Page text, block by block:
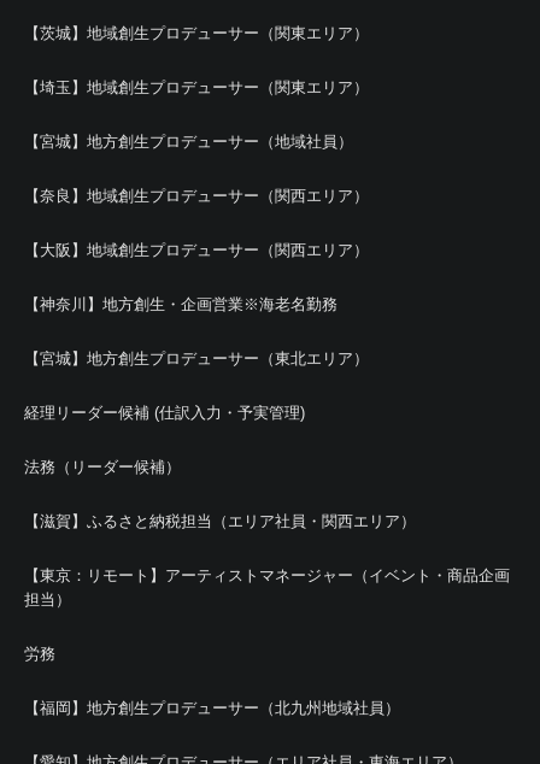
【茨城】地域創生プロデューサー（関東エリア）
【埼玉】地域創生プロデューサー（関東エリア）
【宮城】地方創生プロデューサー（地域社員）
【奈良】地域創生プロデューサー（関西エリア）
【大阪】地域創生プロデューサー（関西エリア）
【神奈川】地方創生・企画営業※海老名勤務
【宮城】地方創生プロデューサー（東北エリア）
経理リーダー候補 (仕訳入力・予実管理)
法務（リーダー候補）
【滋賀】ふるさと納税担当（エリア社員・関西エリア）
【東京：リモート】アーティストマネージャー（イベント・商品企画
担当）
労務
【福岡】地方創生プロデューサー（北九州地域社員）